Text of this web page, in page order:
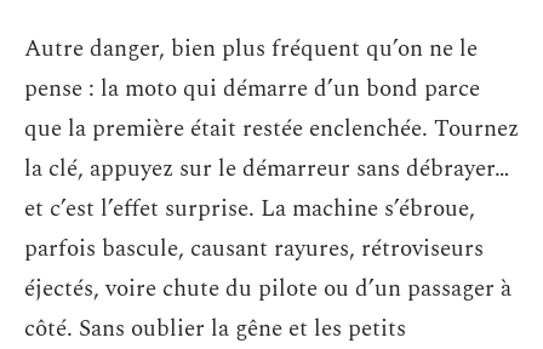
Autre danger, bien plus fréquent qu’on ne le
pense : la moto qui démarre d’un bond parce
que la première était restée enclenchée. Tournez
la clé, appuyez sur le démarreur sans débrayer…
et c’est l’effet surprise. La machine s’ébroue,
parfois bascule, causant rayures, rétroviseurs
éjectés, voire chute du pilote ou d’un passager à
côté. Sans oublier la gêne et les petits